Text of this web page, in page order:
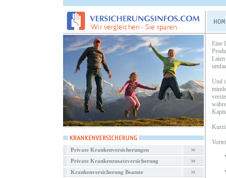
Private Krankenversicherungen
Private Krankenzusatzversicherung
Krankenversicherung Beamte
Eine
Und